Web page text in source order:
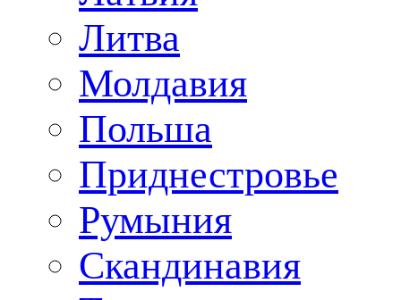
Литва
Молдавия
Польша
Приднестровье
Румыния
Скандинавия